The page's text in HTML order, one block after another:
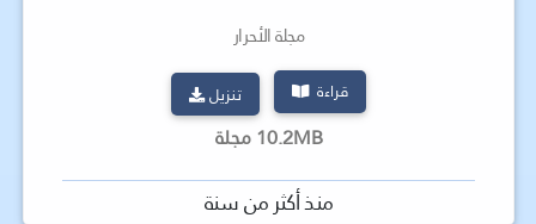
مجلة الأحرار
قراءة تنزيل
10.2MB مجلة
منذ أكثر من سنة